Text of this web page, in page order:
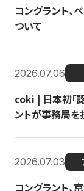
コングラント、
ついて
2026.07.06
coki | 日本初「
ントが事務局を
2026.07.03
コングラント、